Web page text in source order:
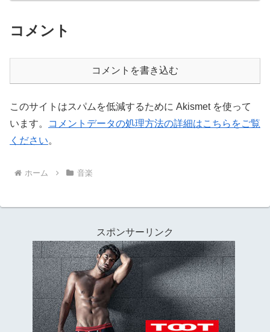
コメント
コメントを書き込む
このサイトはスパムを低減するために Akismet を使って
います。
コメントデータの処理方法の詳細はこちらをご覧
ください。
ホーム 音楽
スポンサーリンク